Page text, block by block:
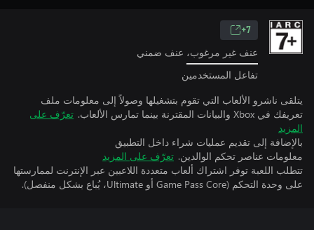
7+
عنف غير مرغوب، عنف ضمني
تفاعل المستخدمين
يتلقى ناشرو الألعاب التي تقوم بتشغيلها وصولاً إلى معلومات ملف
تعريفك في Xbox والبيانات المقترنة بينما تمارس الألعاب.
تعرّف على
المزيد
بالإضافة إلى تقديم عمليات شراء داخل التطبيق
معلومات عناصر تحكم الوالدين. تعرّف على المزيد
تتطلب اللعبة توفر اشتراك ألعاب متعددة اللاعبين عبر الإنترنت لممارستها
على وحدة التحكم (Game Pass Core أو Ultimate، يُباع بشكل منفصل).